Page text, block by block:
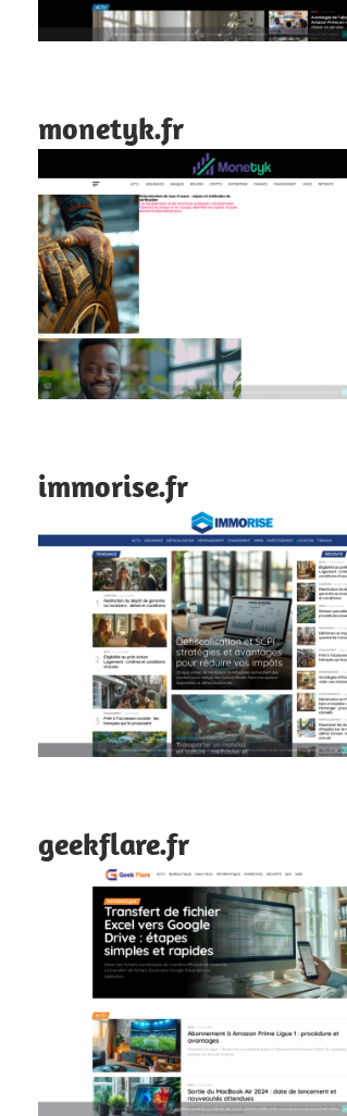
monetyk.fr
immorise.fr
geekflare.fr